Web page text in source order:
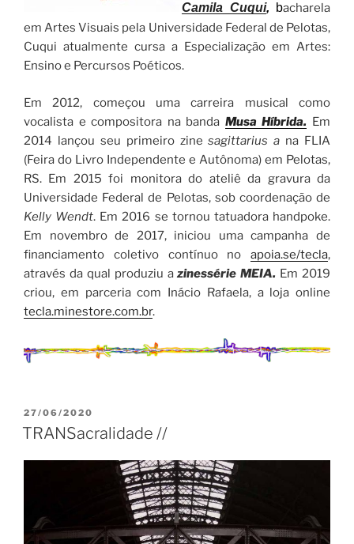
Camila Cuqui, bacharela
em Artes Visuais pela Universidade Federal de Pelotas,
Cuqui atualmente cursa a Especialização em Artes:
Ensino e Percursos Poéticos.
Em 2012, começou uma carreira musical como
vocalista e compositora na banda Musa Híbrida. Em
2014 lançou seu primeiro zinesagittarius a na FLIA
(Feira do Livro Independente e Autônoma) em Pelotas,
RS. Em 2015 foi monitora do ateliê da gravura da
Universidade Federal de Pelotas, sob coordenação de
Kelly Wendt. Em 2016 se tornou tatuadora handpoke.
Em novembro de 2017, iniciou uma campanha de
financiamento coletivo contínuo no
apoia.se/tecla,
através da qual produziu azinessérie MEIA. Em 2019
criou, em parceria com Inácio Rafaela, a loja online
tecla.minestore.com.br.
PUBLICADO
EM
27/06/2020
TRANSacralidade //